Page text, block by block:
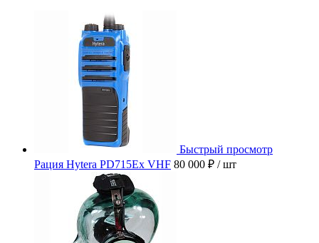
Быстрый просмотр
Рация Hytera PD715Ex VHF 80 000 ₽ / шт